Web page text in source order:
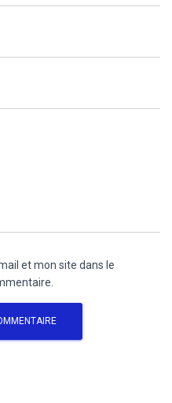
et mon site dans le